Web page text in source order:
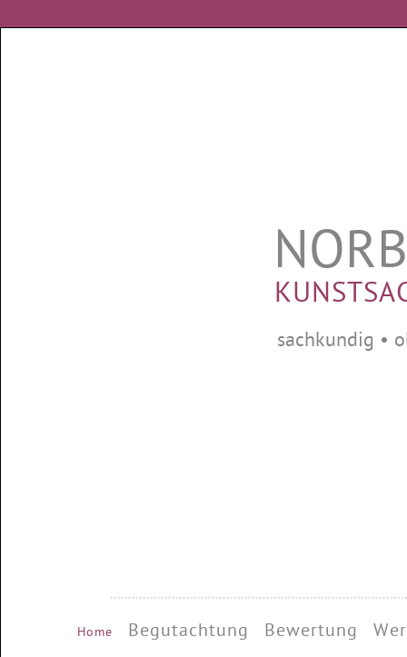
sachkundig •
Home Begutachtung Bewertung